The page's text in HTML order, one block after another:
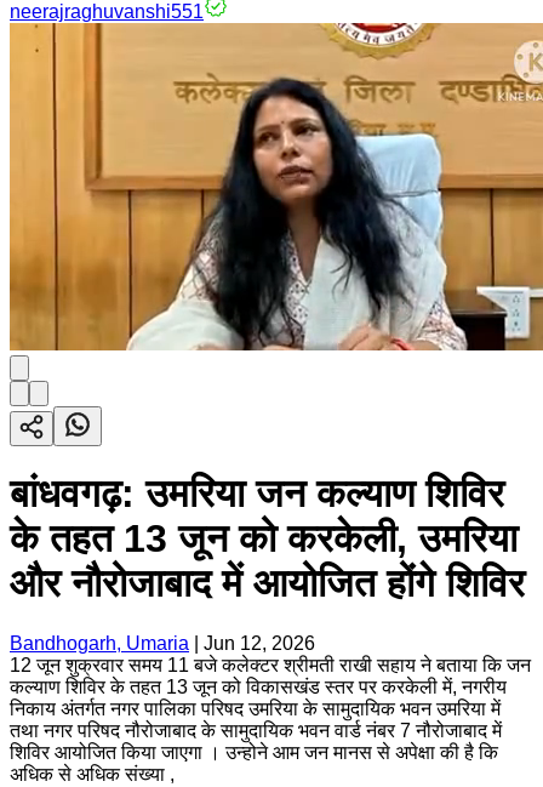
neerajraghuvanshi551
बांधवगढ़: उमरिया जन कल्याण शिविर
के तहत 13 जून को करकेली, उमरिया
और नौरोजाबाद में आयोजित होंगे शिविर
Bandhogarh, Umaria
Jun 12, 2026
12 जून शुक्रवार समय 11 बजे कलेक्टर श्रीमती राखी सहाय ने बताया कि जन
कल्याण शिविर के तहत 13 जून को विकासखंड स्तर पर करकेली में, नगरीय
निकाय अंतर्गत नगर पालिका परिषद उमरिया के सामुदायिक भवन उमरिया में
तथा नगर परिषद नौरोजाबाद के सामुदायिक भवन वार्ड नंबर 7 नौरोजाबाद में
शिविर आयोजित किया जाएगा । उन्होने आम जन मानस से अपेक्षा की है कि
अधिक से अधिक संख्या ,